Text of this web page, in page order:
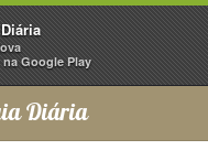
Google Play
Diária